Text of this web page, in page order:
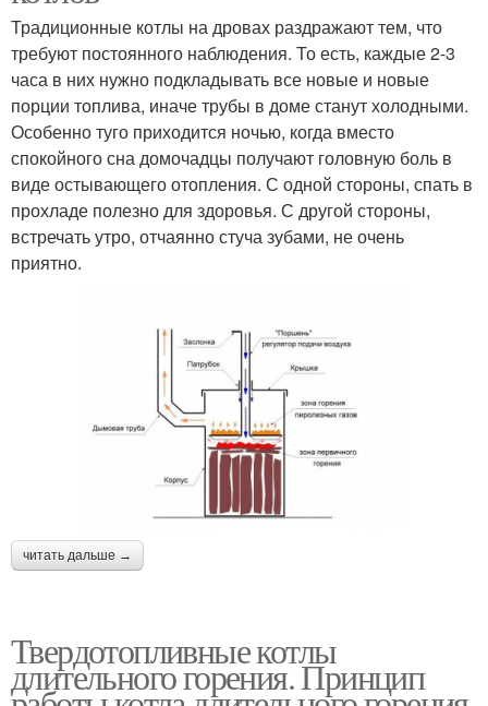
Традиционные котлы на дровах раздражают тем, что
требуют постоянного наблюдения. То есть, каждые 2-3
часа в них нужно подкладывать все новые и новые
порции топлива, иначе трубы в доме станут холодными.
Особенно туго приходится ночью, когда вместо
спокойного сна домочадцы получают головную боль в
виде остывающего отопления. С одной стороны, спать в
прохладе полезно для здоровья. С другой стороны,
встречать утро, отчаянно стуча зубами, не очень
приятно.
читать дальше →
Твердотопливные котлы
длительного горения. Принцип